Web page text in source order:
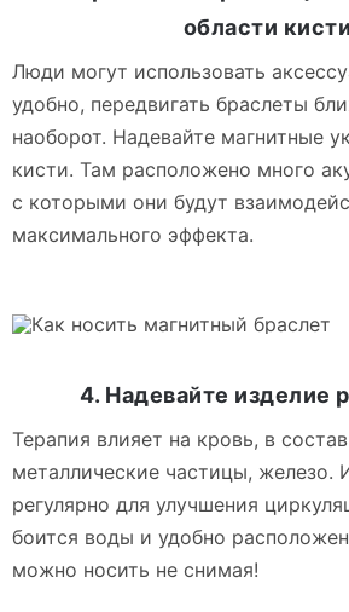
области
Люди могут использовать
удобно, передвигать браслеты
наоборот. Надевайте магнитные
кисти. Там расположено много
с которыми они будут
максимального эффекта.
4. Надевайте изделие
Терапия влияет на кровь, в
металлические частицы, железо.
регулярно для улучшения
боится воды и удобно
можно носить не снимая!